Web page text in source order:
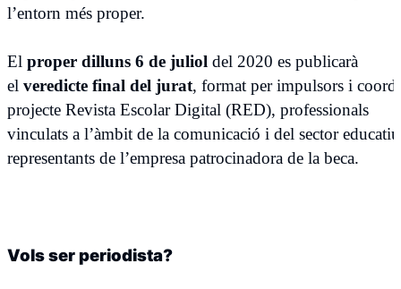
l’entorn més proper.
El proper dilluns 6 de juliol del 2020 es publicarà
el veredicte final del jurat, format per impulsors i
projecte Revista Escolar Digital (RED), professionals
vinculats a l’àmbit de la comunicació i del sector educatiu
representants de l’empresa patrocinadora de la beca.
Volsser periodista?